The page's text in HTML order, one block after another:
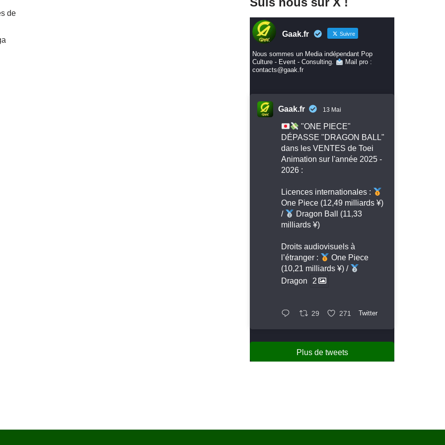
de
Gaak.fr Suivre
Nous sommes un Media indépendant Pop
Culture - Event - Consulting.
Mail pro :
contacts@gaak.fr
Gaak.fr 13 Mai
"ONE PIECE"
DÉPASSE "DRAGON BALL"
dans les VENTES de Toei
Animation sur l'année 2025 -
2026 :
Licences internationales :
One Piece (12,49 milliards ¥)
/
Dragon Ball (11,33
milliards ¥)
Droits audiovisuels à
l’étranger :
One Piece
(10,21 milliards ¥) /
Dragon
2
29 271 Twitter
Plus de tweets